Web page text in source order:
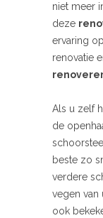
niet meer
deze
ervaring
renovatie
Als u zelf
de
beste zo
verdere
vegen van
ook